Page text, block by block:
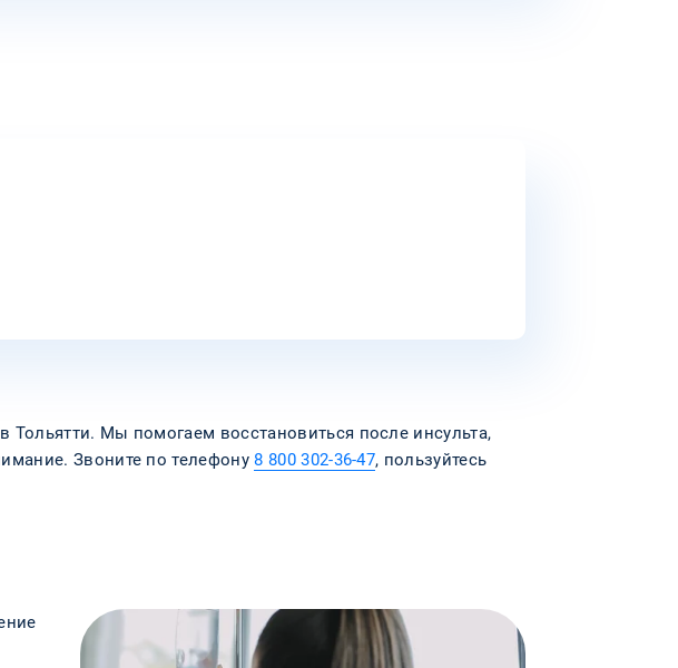
Мы помогаем восстановиться после инсульта,
Звоните по телефону 8 800 302-36-47, пользуйтесь